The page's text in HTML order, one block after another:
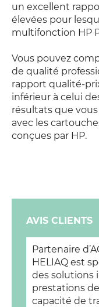
un excellent
élevées pour
multifonction HP
Vous pouvez
de qualité
rapport qualité-
inférieur à celui
résultats que
avec les
conçues par HP.
AVIS CLIENTS
Partenaire
HELIAQ est
des solutions
prestations
capacité de